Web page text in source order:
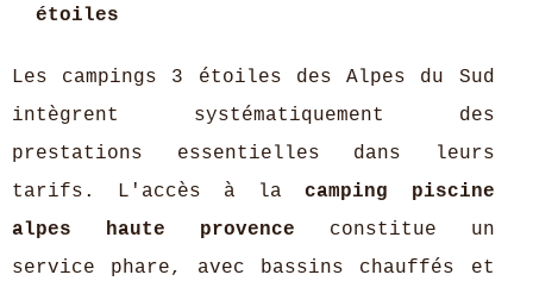
étoiles
Les campings 3 étoiles des Alpes du Sud
intègrent systématiquement des
prestations essentielles dans leurs
tarifs. L'accès à lacamping piscine
alpes haute provence constitue un
service phare, avec bassins chauffés et